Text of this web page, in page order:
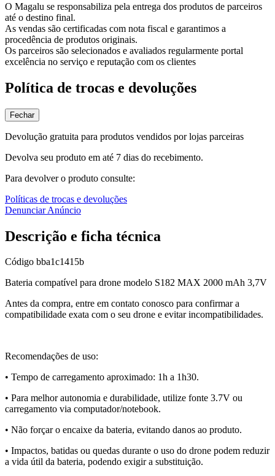
O Magalu se responsabiliza pela entrega dos produtos de parceiros
até o destino final.
As vendas são certificadas com nota fiscal e garantimos a
procedência de produtos originais.
Os parceiros são selecionados e avaliados regularmente portal
excelência no serviço e reputação com os clientes
Política de trocas e devoluções
Fechar
Devolução gratuita para produtos vendidos por lojas parceiras
Devolva seu produto em até 7 dias do recebimento.
Para devolver o produto consulte:
Políticas de trocas e devoluções
Denunciar Anúncio
Descrição e ficha técnica
Código bba1c1415b
Bateria compatível para drone modelo S182 MAX 2000 mAh 3,7V
Antes da compra, entre em contato conosco para confirmar a
compatibilidade exata com o seu drone e evitar incompatibilidades.
Recomendações de uso:
• Tempo de carregamento aproximado: 1h a 1h30.
• Para melhor autonomia e durabilidade, utilize fonte 3.7V ou
carregamento via computador/notebook.
• Não forçar o encaixe da bateria, evitando danos ao produto.
• Impactos, batidas ou quedas durante o uso do drone podem reduzir
a vida útil da bateria, podendo exigir a substituição.